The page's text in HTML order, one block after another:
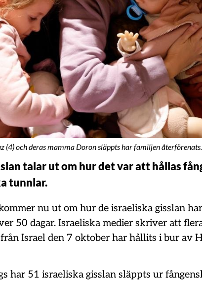
(4) och deras mamma Doron släppts har familjen återförenats.
talar ut om hur det var att hållas
tunnlar.
nu ut om hur de israeliska gisslan
50 dagar. Israeliska medier skriver att
Israel den 7 oktober har hållits i bur av
har 51 israeliska gisslan släppts ur